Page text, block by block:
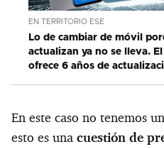
EN TERRITORIO ESE
Lo de cambiar de móvil
actualizan ya no se lleva.
ofrece 6 años de
En este caso no tenemos
esto es una cuestión de